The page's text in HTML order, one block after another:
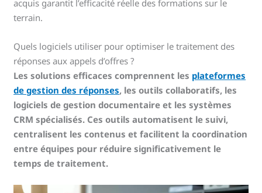
acquis garantit l’efficacité réelle des formations sur le
terrain.
Quels logiciels utiliser pour optimiser le traitement des
réponses aux appels d’offres ?
Les solutions efficaces comprennent les plateformes
de gestion des réponses, les outils collaboratifs, les
logiciels de gestion documentaire et les systèmes
CRM spécialisés. Ces outils automatisent le suivi,
centralisent les contenus et facilitent la coordination
entre équipes pour réduire significativement le
temps de traitement.